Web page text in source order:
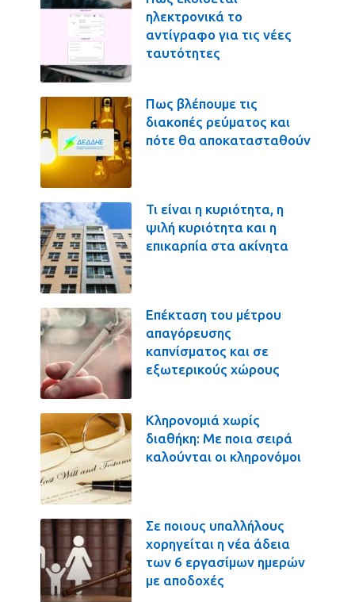
ηλεκτρονικά το
αντίγραφο για τις νέες
ταυτότητες
Πως βλέπουμε τις
διακοπές ρεύματος και
πότε θα αποκατασταθούν
Τι είναι η κυριότητα, η
ψιλή κυριότητα και η
επικαρπία στα ακίνητα
Επέκταση του μέτρου
απαγόρευσης
καπνίσματος και σε
εξωτερικούς χώρους
Κληρονομιά χωρίς
διαθήκη: Με ποια σειρά
καλούνται οι κληρονόμοι
Σε ποιους υπαλλήλους
χορηγείται η νέα άδεια
των 6 εργασίμων ημερών
με αποδοχές